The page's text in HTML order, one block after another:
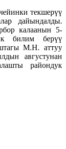
текшерүү
дайындалды.
калаанын 5-
билим берүү
М.Н. аттуу
августунан
райондук